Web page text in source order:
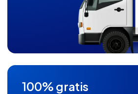
100% gratis